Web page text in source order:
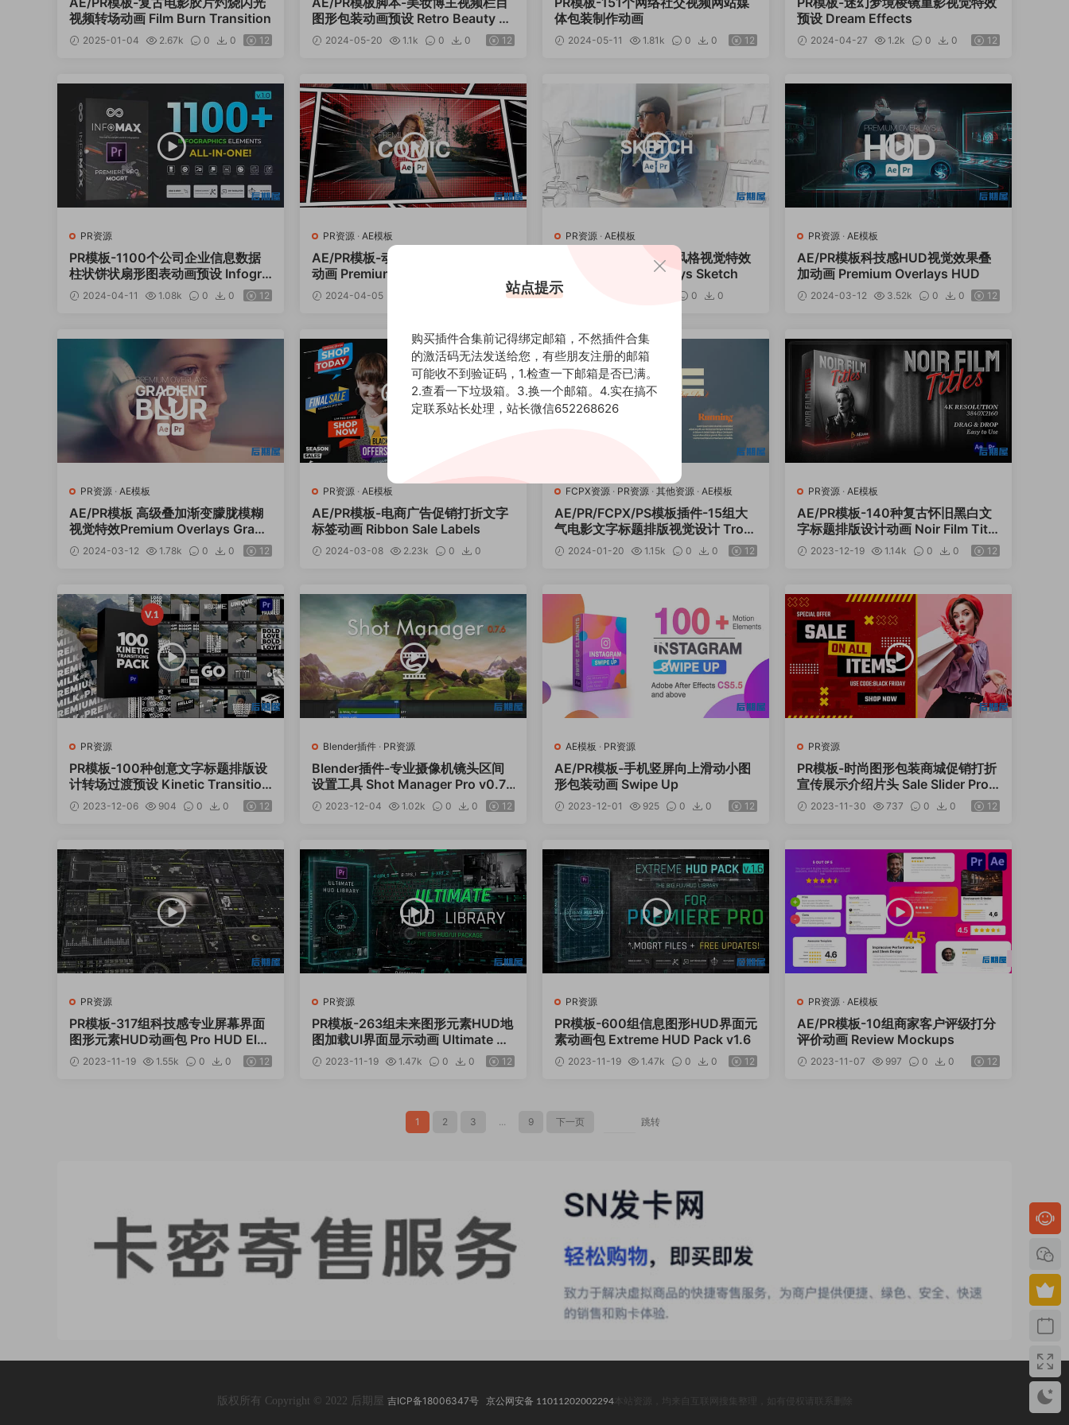
视频转场动画 Film Burn Transition
2025-01-04 2.67k 0 0 12
图形包装动画预设 Retro Beauty El
ements Pack
2024-05-20 1.1k 0 0 12
体包装制作动画
2024-05-11 1.81k 0 0 12
预设 Dream Effects
2024-04-27 1.2k 0 0 12
PR资源
PR模板-1100个公司企业信息数据
柱状饼状扇形图表动画预设 Infogra
phics Pack MOGRT
2024-04-11 1.08k 0 0 12
PR资源 · AE模板
AE/PR模板-动漫卡通风格视觉特效
动画 Premium Overlays Comic
2024-04-05 12
PR资源 · AE模板
AE/PR模板-手绘素描风格视觉特效
动画 Premium Overlays Sketch
0
0
PR资源 · AE模板
AE/PR模板科技感HUD视觉效果叠
加动画 Premium Overlays HUD
2024-03-12 3.52k 0 0 12
PR资源 · AE模板
AE/PR模板 高级叠加渐变朦胧模糊
视觉特效Premium Overlays Gradi
ent Blur
2024-03-12 1.78k 0 0 12
PR资源 · AE模板
AE/PR模板-电商广告促销打折文字
标签动画 Ribbon Sale Labels
2024-03-08 2.23k 0
0
FCPX资源 · PR资源 · 其他资源 · AE模板
AE/PR/FCPX/PS模板插件-15组大
气电影文字标题排版视觉设计 Tropi
c Colour – Cinematic Titles Vol.2
2024-01-20 1.15k 0 0 12
PR资源 · AE模板
AE/PR模板-140种复古怀旧黑白文
字标题排版设计动画 Noir Film Title
s 2023-12-19 1.14k 0 0 12
PR资源
PR模板-100种创意文字标题排版设
计转场过渡预设 Kinetic Transition
s Pack
2023-12-06 904 0 0 12
Blender插件 · PR资源
Blender插件-专业摄像机镜头区间
设置工具 Shot Manager Pro v0.7.
7 2023-12-04 1.02k 0 0 12
AE模板 · PR资源
AE/PR模板-手机竖屏向上滑动小图
形包装动画 Swipe Up
2023-12-01 925 0 0 12
PR资源
PR模板-时尚图形包装商城促销打折
宣传展示介绍片头 Sale Slider Prom
o 2023-11-30 737 0 0 12
PR资源
PR模板-317组科技感专业屏幕界面
图形元素HUD动画包 Pro HUD Ele
ments Pack
2023-11-19 1.55k 0 0 12
PR资源
PR模板-263组未来图形元素HUD地
图加载UI界面显示动画 Ultimate H
UD Library
2023-11-19 1.47k 0 0 12
PR资源
PR模板-600组信息图形HUD界面元
素动画包 Extreme HUD Pack v1.6
2023-11-19 1.47k 0 0 12
PR资源 · AE模板
AE/PR模板-10组商家客户评级打分
评价动画 Review Mockups
2023-11-07 997 0 0 12
1 2 3 ... 9 下一页 跳转
版权所有 Copyright © 2022 后期屋 吉ICP备18006347号 京公网安备 11011202002294本站资源，均来自互联网搜集整理，如有侵权请联系删除
站点提示
购买插件合集前记得绑定邮箱，不然插件合集
的激活码无法发送给您，有些朋友注册的邮箱
可能收不到验证码，1.检查一下邮箱是否已满。
2.查看一下垃圾箱。3.换一个邮箱。4.实在搞不
定联系站长处理，站长微信652268626